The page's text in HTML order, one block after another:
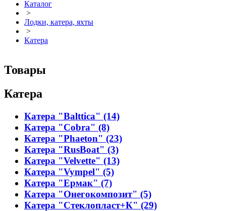
Каталог
>
Лодки, катера, яхты
>
Катера
Товары
Катера
Катера "Balttica" (14)
Катера "Cobra" (8)
Катера "Phaeton" (23)
Катера "RusBoat" (3)
Катера "Velvette" (13)
Катера "Vympel" (5)
Катера "Ермак" (7)
Катера "Онегокомпозит" (5)
Катера "Стеклопласт+К" (29)